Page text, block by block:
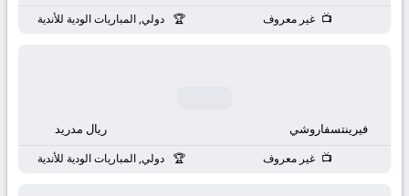
غير معروف دولي, المباريات الودية للأندية
فيرينتسفاروشي ريال مدريد
غير معروف دولي, المباريات الودية للأندية